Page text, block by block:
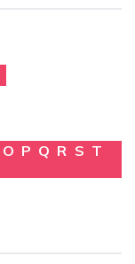
O P Q R S T